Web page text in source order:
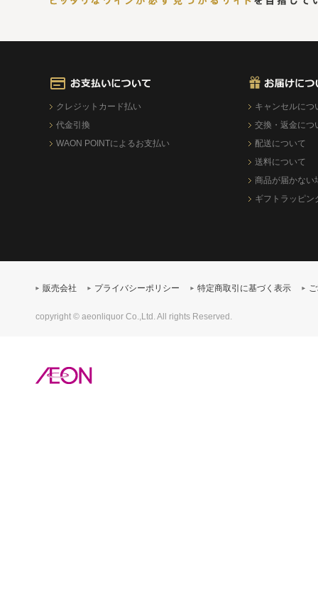
クレジットカード払い
代金引換
WAON POINTによるお支払い
キャンセルにつ
交換・返金につ
配送について
送料について
商品が届かない
ギフトラッピン
販売会社 プライバシーポリシー 特定商取引に基づく表示
copyright © aeonliquor Co.,Ltd. All rights Reserved.